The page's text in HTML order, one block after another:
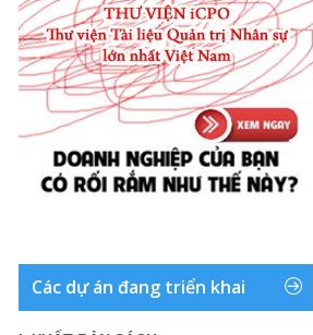
Các dự án đang triển khai